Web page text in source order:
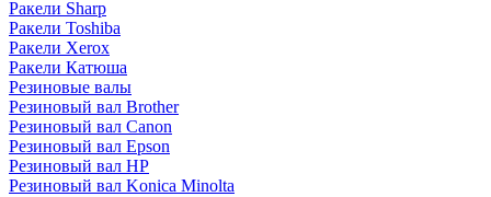
Ракели Sharp
Ракели Toshiba
Ракели Xerox
Ракели Катюша
Резиновые валы
Резиновый вал Brother
Резиновый вал Canon
Резиновый вал Epson
Резиновый вал HP
Резиновый вал Konica Minolta